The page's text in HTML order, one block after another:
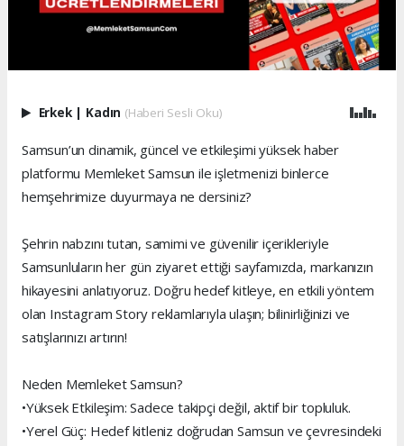
Erkek | Kadın (Haberi Sesli Oku)
Samsun’un dinamik, güncel ve etkileşimi yüksek haber
platformu Memleket Samsun ile işletmenizi binlerce
hemşehrimize duyurmaya ne dersiniz?
Şehrin nabzını tutan, samimi ve güvenilir içerikleriyle
Samsunluların her gün ziyaret ettiği sayfamızda, markanızın
hikayesini anlatıyoruz. Doğru hedef kitleye, en etkili yöntem
olan Instagram Story reklamlarıyla ulaşın; bilinirliğinizi ve
satışlarınızı artırın!
Neden Memleket Samsun?
•Yüksek Etkileşim: Sadece takipçi değil, aktif bir topluluk.
•Yerel Güç: Hedef kitleniz doğrudan Samsun ve çevresindeki